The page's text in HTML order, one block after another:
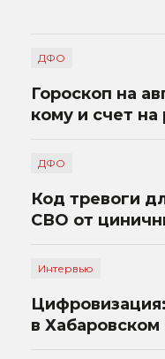
ДФО
Гороскоп на
кому и счет на
ДФО
Код тревоги
СВО от
Интервью
в Хабаровском